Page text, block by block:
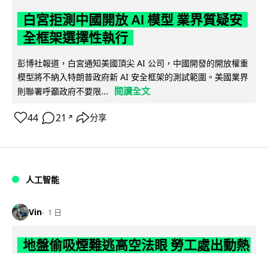
白宮拒測中國開放 AI 模型 業界質疑安
全框架選擇性執行
彭博社報道，白宮通知美國頂尖 AI 公司，中國開發的開放權重
模型將不納入特朗普政府新 AI 安全框架的測試範圍。美國業界
則聯署呼籲政府不要限...
閱讀全文
44 21 ↗ 分享
人工智能
Vin 1 日
地盤偷吸煙難逃高空法眼 勞工處出動熱